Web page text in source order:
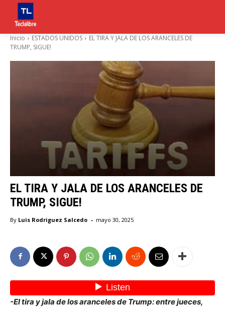
Inicio ESTADOS UNIDOS
EL TIRA Y JALA DE LOS ARANCELES DE
TRUMP, SIGUE!
EL TIRA Y JALA DE LOS ARANCELES DE
TRUMP, SIGUE!
By Luis Rodriguez Salcedo - mayo 30, 2025
-El tira y jala de los aranceles de Trump: entre jueces,